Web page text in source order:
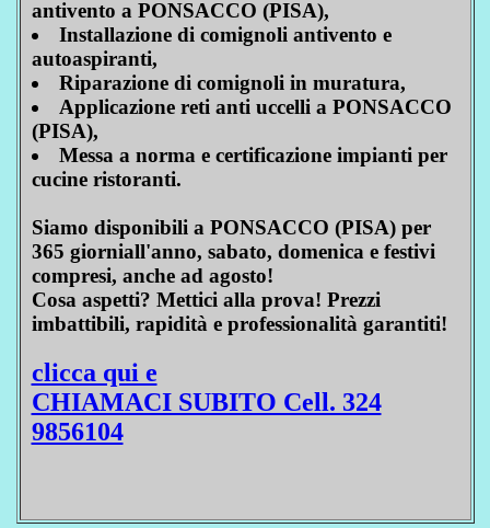
antivento a PONSACCO (PISA),
Installazione di comignoli antivento e
autoaspiranti,
Riparazione di comignoli in muratura,
Applicazione reti anti uccelli a PONSACCO
(PISA),
Messa a norma e certificazione impianti per
cucine ristoranti.
Siamo disponibili a PONSACCO (PISA) per
365 giorniall'anno, sabato, domenica e festivi
compresi, anche ad agosto!
Cosa aspetti? Mettici alla prova! Prezzi
imbattibili, rapidità e professionalità garantiti!
clicca qui e
CHIAMACI SUBITO Cell. 324
9856104